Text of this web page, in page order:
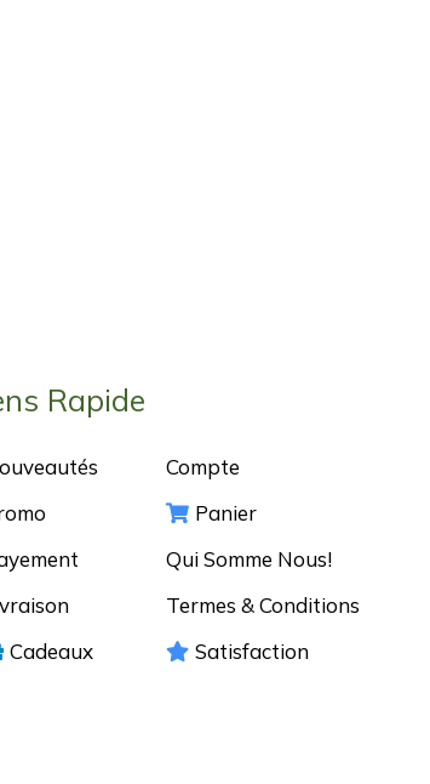
Rapide
Cadeaux
Compte
Panier
Qui Somme Nous!
Termes & Conditions
Satisfaction